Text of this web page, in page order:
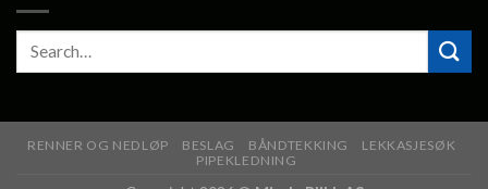
RENNER OG NEDLØP BESLAG BÅNDTEKKING
LEKKASJESØK
PIPEKLEDNING